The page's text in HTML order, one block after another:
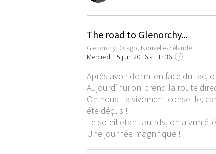
The road to Glenorchy...
Glenorchy, Otago, Nouvelle-Zélande
Mercredi 15 juin 2016 à 11h36
?
Après avoir dormi en face du lac,
Aujourd’hui on prend la route
On nous l'a vivement conseille,
été déçus !
Le soleil étant au rdv, on a vrm
Une journée magnifique !